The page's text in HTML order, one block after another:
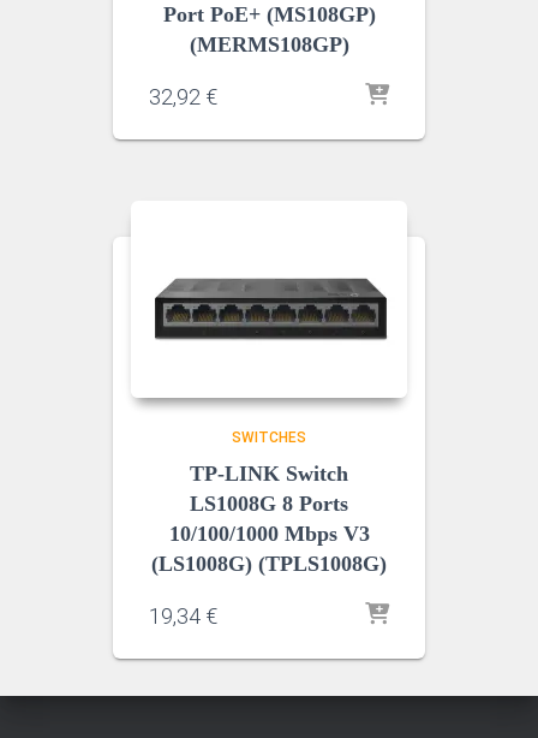
Port PoE+ (MS108GP)
(MERMS108GP)
32,92 €
SWITCHES
TP-LINK Switch
LS1008G 8 Ports
10/100/1000 Mbps V3
(LS1008G) (TPLS1008G)
19,34 €